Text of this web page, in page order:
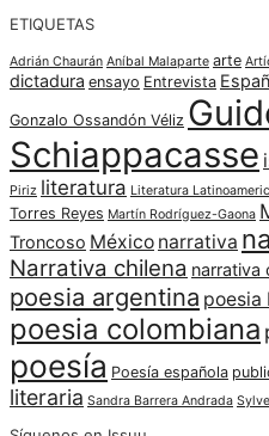
ETIQUETAS
Adrián Chaurán Aníbal Malaparte arte
dictadura ensayo Entrevista
Gonzalo Ossandón Véliz
Schiappacasse
Piriz literatura Literatura
Torres Reyes Martín Rodríguez-Gaona
Troncoso México narrativa
Narrativa chilena narrativa
poesia argentina poesia
poesia colombiana
poesía Poesía española
literaria Sandra Barrera Andrada